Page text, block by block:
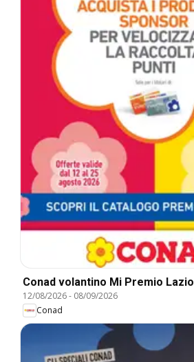
Conad volantino Mi Premio Lazio
12/08/2026- 08/09/2026
Conad